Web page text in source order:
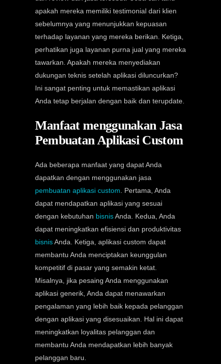
apakah mereka memiliki testimonial dari klien
sebelumnya yang menunjukkan kepuasan
terhadap layanan yang mereka berikan. Ketiga,
perhatikan juga layanan purna jual yang mereka
tawarkan. Apakah mereka menyediakan
dukungan teknis setelah aplikasi diluncurkan?
Ini sangat penting untuk memastikan aplikasi
Anda tetap berjalan dengan baik dan terupdate.
Manfaat menggunakan Jasa
Pembuatan Aplikasi Custom
Ada beberapa manfaat yang dapat Anda
dapatkan dengan menggunakan jasa
pembuatan aplikasi custom . Pertama, Anda
dapat mendapatkan aplikasi yang sesuai
dengan kebutuhan bisnisAnda. Kedua, Anda
dapat meningkatkan efisiensi dan produktivitas
bisnisAnda. Ketiga, aplikasi custom dapat
membantu Anda menciptakan keunggulan
kompetitif di pasar yang semakin ketat.
Misalnya, jika pesaing Anda menggunakan
aplikasi generik, Anda dapat menawarkan
pengalaman yang lebih baik kepada pelanggan
dengan aplikasi yang disesuaikan. Hal ini dapat
meningkatkan loyalitas pelanggan dan
membantu Anda mendapatkan lebih banyak
pelanggan baru.